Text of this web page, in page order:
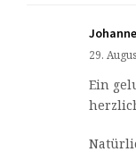
29.
Ein